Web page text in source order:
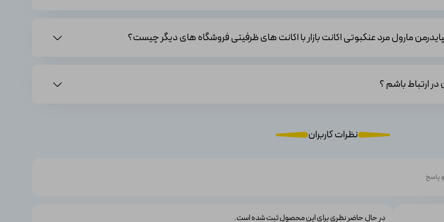
در ارتباط باشم ؟
نظرات کاربران
پاسخ
در حال حاضر نظری برای این محصول ثبت شده است.